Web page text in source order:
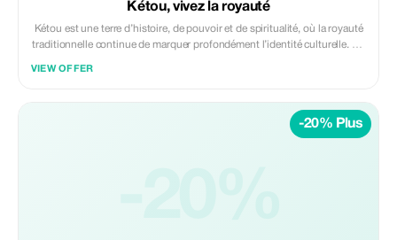
Kétou, vivez la royauté
Kétou est une terre d’histoire, de pouvoir et de spiritualité, où la royauté
traditionnelle continue de marquer profondément l’identité culturelle. Ce
VIEW OFFER
-20% Plus